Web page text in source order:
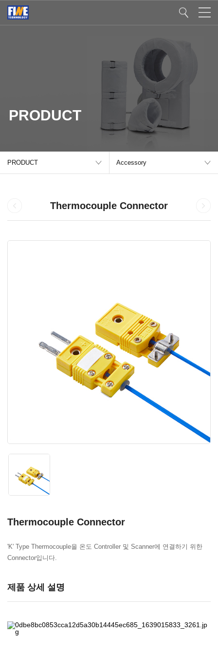
PRODUCT
PRODUCT Accessory
Thermocouple Connector
Thermocouple Connector
'K' Type Thermocouple을 온도 Controller 및 Scanner에 연결하기 위한
Connector입니다.
제품 상세 설명